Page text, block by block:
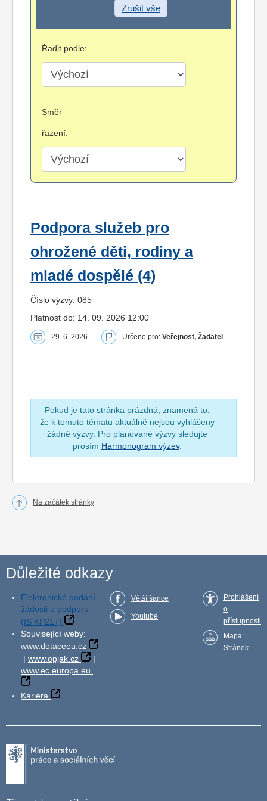
Zrušit vše
Řadit podle:
Směr
řazení:
Podpora služeb pro
ohrožené děti, rodiny a
mladé dospělé (4)
Číslo výzvy: 085
Platnost do: 14. 09. 2026 12:00
29. 6. 2026 Určeno pro: Veřejnost, Žadatel
Pokud je tato stránka prázdná, znamená to,
že k tomuto tématu aktuálně nejsou vyhlášeny
žádné výzvy. Pro plánované výzvy sledujte
prosím Harmonogram výzev.
Na začátek stránky
Důležité odkazy
Elektronické podání
žádosti o podporu
(IS KP21+)
Související weby:
www.dotaceeu.cz
| www.opjak.cz
|
www.ec.europa.eu
Kariéra
Větší šance
Youtube
Prohlášení
o
přístupnosti
Mapa
Stránek